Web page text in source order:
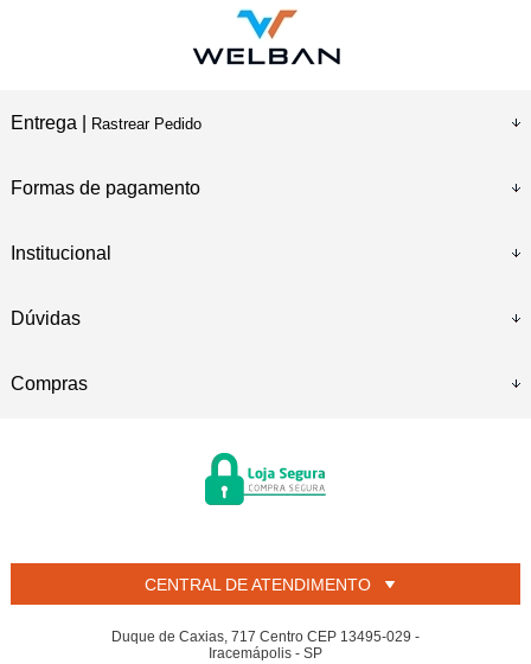
Entrega | Rastrear Pedido
Formas de pagamento
Institucional
Dúvidas
Compras
CENTRAL DE ATENDIMENTO
Duque de Caxias, 717 Centro CEP 13495-029 -
Iracemápolis - SP